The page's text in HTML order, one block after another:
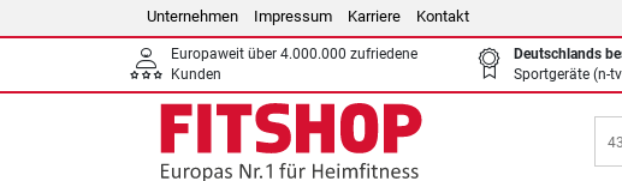
Unternehmen Impressum Karriere Kontakt
Europaweit über 4.000.000 zufriedene
Kunden
Deutschlands
Sportgeräte (n-